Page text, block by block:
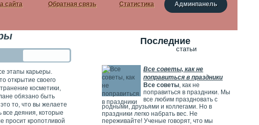
Админпанель
Статистика
Обратная связь
сайта
этапы карьеры.
открытие своего
косметики,
обязано быть
то, что вы желаете
все деяния, которые
просит кропотливой
Последние
статьи
Все советы, как не
поправиться в праздники
Все советы, как не
поправиться в праздники. Мы
все любим праздновать с
родными, друзьями и коллегами. Но в
праздники легко набрать вес. Не
переживайте! Ученые говорят, что мы